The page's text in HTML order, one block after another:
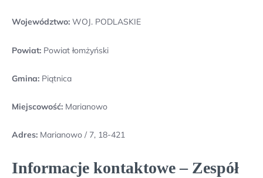
Województwo: WOJ. PODLASKIE
Powiat: Powiat łomżyński
Gmina: Piątnica
Miejscowość: Marianowo
Adres: Marianowo / 7, 18-421
Informacje kontaktowe – Zespół